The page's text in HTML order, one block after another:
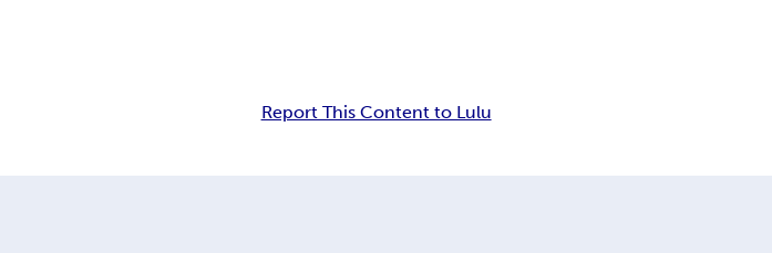
Report This Content to Lulu